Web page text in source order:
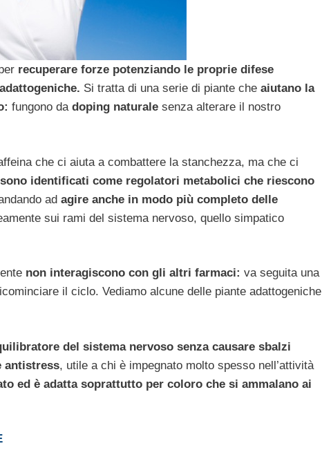
recuperare forze potenziando le proprie difese
Si tratta di una serie di piante che aiutano la
fungono dadoping naturale senza alterare il nostro
che ci aiuta a combattere la stanchezza, ma che ci
identificati come regolatori metabolici che riescono
ad agire anche in modo più completo delle
sui rami del sistema nervoso, quello simpatico
non interagiscono con gli altri farmaci: va seguita una
il ciclo. Vediamo alcune delle piante adattogeniche
del sistema nervoso senza causare sbalzi
antistress, utile a chi è impegnato molto spesso nell’attività
ed è adatta soprattutto per coloro che si ammalano ai